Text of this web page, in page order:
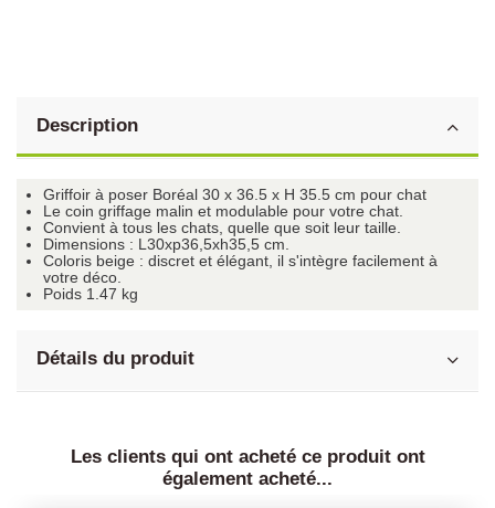
Description
Griffoir à poser Boréal 30 x 36.5 x H 35.5 cm pour chat
Le coin griffage malin et modulable pour votre chat.
Convient à tous les chats, quelle que soit leur taille.
Dimensions : L30xp36,5xh35,5 cm.
Coloris beige : discret et élégant, il s'intègre facilement à
votre déco.
Poids 1.47 kg
Détails du produit
Les clients qui ont acheté ce produit ont
également acheté...